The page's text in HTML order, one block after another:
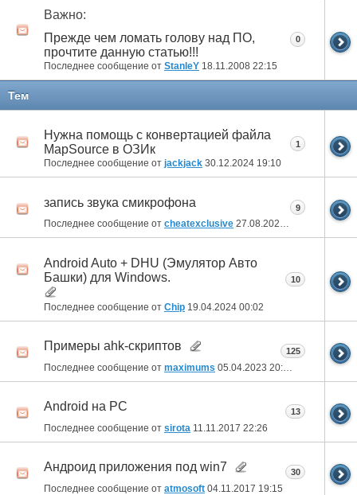
Важно:
Прежде чем ломать голову над ПО,
прочтите данную статью!!!
Последнее сообщение от StanleY 18.11.2008 22:15
0
Тем
Нужна помощь с конвертацией файла
MapSource в ОЗИк
Последнее сообщение от jackjack 30.12.2024 19:10
1
запись звука смикрофона
Последнее сообщение от cheatexclusive 27.08.2024 13:53
9
Android Auto + DHU (Эмулятор Авто
Башки) для Windows.
Последнее сообщение от Chip 19.04.2024 00:02
10
Примеры ahk-скриптов
Последнее сообщение от maximums 05.04.2023 20:09
125
Android на PC
Последнее сообщение от sirota 11.11.2017 22:26
13
Андроид приложения под win7
Последнее сообщение от atmosoft 04.11.2017 19:15
30